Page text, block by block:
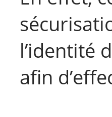
l’identité
afin